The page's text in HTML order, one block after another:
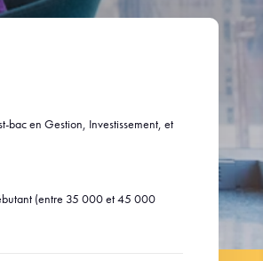
bac en Gestion, Investissement, et
(entre 35 000 et 45 000